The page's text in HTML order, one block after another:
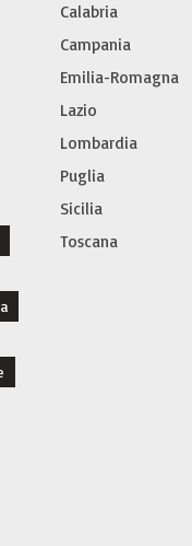
Calabria
Campania
Emilia-Romagna
Lazio
Lombardia
Puglia
Sicilia
Toscana